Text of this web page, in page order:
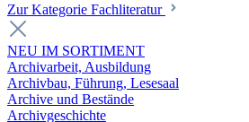
Zur Kategorie Fachliteratur
NEU IM SORTIMENT
Archivarbeit, Ausbildung
Archivbau, Führung, Lesesaal
Archive und Bestände
Archivgeschichte